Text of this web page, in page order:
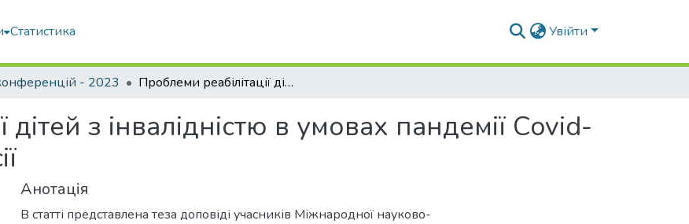
Статистика Увійти
- 2023 Проблеми реабілітації дітей з інвалідністю в умовах пандемії Covid-19 та військової агресії
дітей з інвалідністю в умовах пандемії Covid-
Анотація
В статті представлена теза доповіді учасників Міжнародної науково-